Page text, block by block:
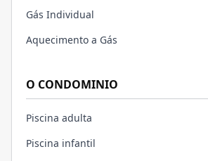
Gás Individual
Aquecimento a Gás
O CONDOMINIO
Piscina adulta
Piscina infantil